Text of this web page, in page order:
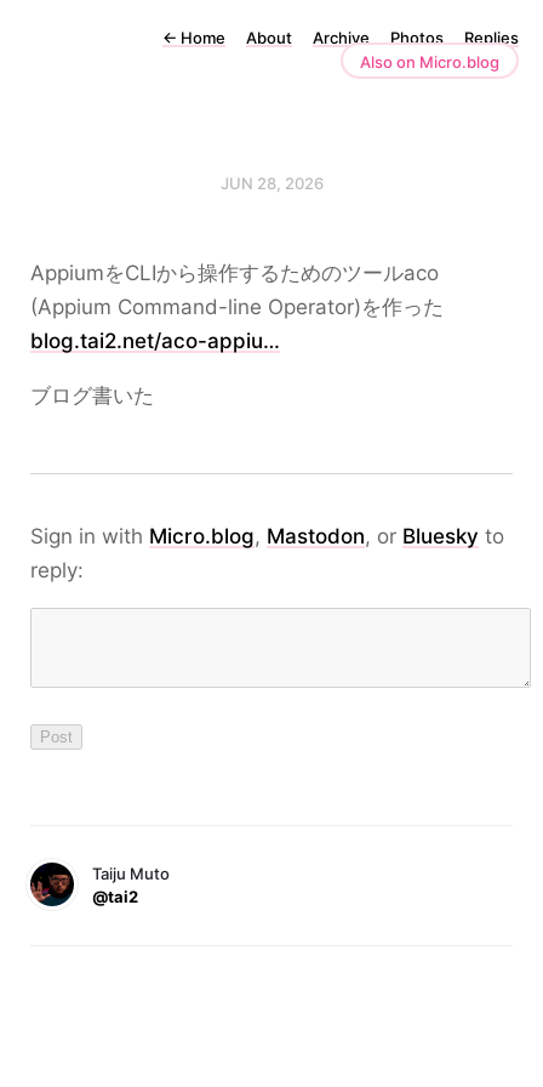
← Home About Archive Photos
Replies
Also on Micro.blog
JUN 28, 2026
AppiumをCLIから操作するためのツールaco
(Appium Command-line Operator)を作った
blog.tai2.net/aco-appiu…
ブログ書いた
Sign in with Micro.blog, Mastodon, or Bluesky to
reply:
Taiju Muto
@tai2